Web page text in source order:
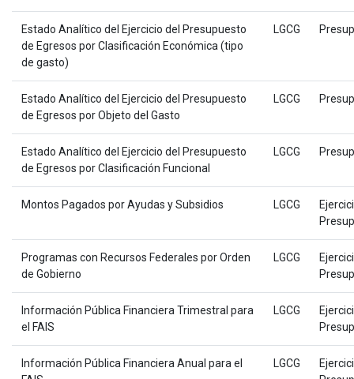
Estado Analítico del Ejercicio del Presupuesto
de Egresos por Clasificación Económica (tipo
de gasto)
LGCG
Estado Analítico del Ejercicio del Presupuesto
de Egresos por Objeto del Gasto
LGCG
Estado Analítico del Ejercicio del Presupuesto
de Egresos por Clasificación Funcional
LGCG
Montos Pagados por Ayudas y Subsidios LGCG
Programas con Recursos Federales por Orden
de Gobierno
LGCG
Información Pública Financiera Trimestral para
el FAIS
LGCG
Información Pública Financiera Anual para el
LGCG